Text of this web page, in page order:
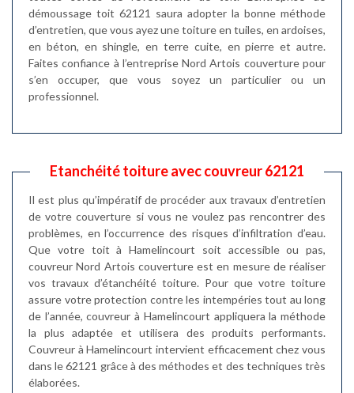
démoussage toit 62121 saura adopter la bonne méthode
d’entretien, que vous ayez une toiture en tuiles, en ardoises,
en béton, en shingle, en terre cuite, en pierre et autre.
Faites confiance à l’entreprise Nord Artois couverture pour
s’en occuper, que vous soyez un particulier ou un
professionnel.
Etanchéité toiture avec couvreur 62121
Il est plus qu’impératif de procéder aux travaux d’entretien
de votre couverture si vous ne voulez pas rencontrer des
problèmes, en l’occurrence des risques d’infiltration d’eau.
Que votre toit à Hamelincourt soit accessible ou pas,
couvreur Nord Artois couverture est en mesure de réaliser
vos travaux d’étanchéité toiture. Pour que votre toiture
assure votre protection contre les intempéries tout au long
de l’année, couvreur à Hamelincourt appliquera la méthode
la plus adaptée et utilisera des produits performants.
Couvreur à Hamelincourt intervient efficacement chez vous
dans le 62121 grâce à des méthodes et des techniques très
élaborées.